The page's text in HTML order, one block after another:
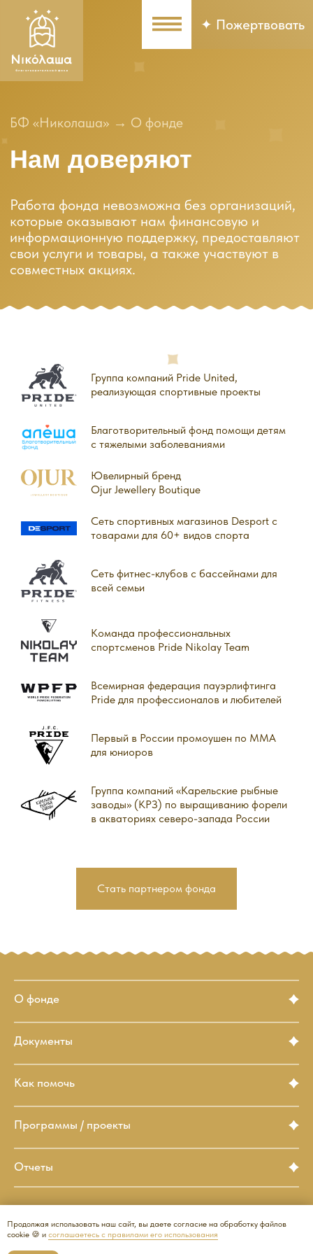
✦ Пожертвовать
Нам доверяют
которые оказывают нам финансовую и
информационную поддержку, предоставляют
Группа компаний Pride United,
реализующая спортивные проекты
Благотворительный фонд помощи детям
с тяжелыми заболеваниями
Ювелирный бренд
Ojur Jewellery Boutique
Сеть спортивных магазинов Desport с
товарами для 60+ видов спорта
Сеть фитнес-клубов с бассейнами для
всей семьи
Команда профессиональных
спортсменов Pride Nikolay Team
Всемирная федерация пауэрлифтинга
Pride для профессионалов и любителей
Первый в России промоушен по ММА
для юниоров
Группа компаний «Карельские рыбные
заводы» (КРЗ) по выращиванию форели
в акваториях северо-запада России
Стать партнером фонда
О фонде
Документы
Как помочь
Программы / проекты
Отчеты
Продолжая использовать наш сайт, вы даете согласие на обработку файлов
cookie 🍪 и соглашаетесь с правилами его использования